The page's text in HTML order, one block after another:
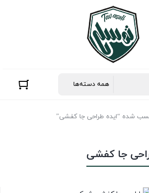
شده “ایده طراحی جا کفشی”
جا کفشی